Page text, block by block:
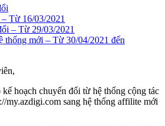
Từ 16/03/2021
– Từ 29/03/2021
thống mới – Từ 30/04/2021 đến
hoạch chuyển đổi từ hệ thống cộng tác
my.azdigi.com sang hệ thống affilite mới